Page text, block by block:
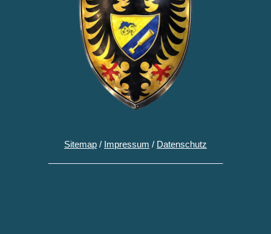
Sitemap / Impressum / Datenschutz